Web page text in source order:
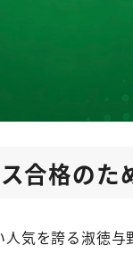
合格のた
気を誇る淑徳